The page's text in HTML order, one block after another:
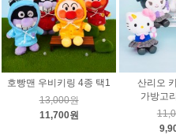
호빵맨 우비키링 4종 택1
13,000원
11,700원
산리오
가방고